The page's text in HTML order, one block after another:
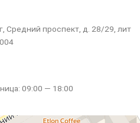
Средний проспект, д. 28/29, лит
09:00 — 18:00